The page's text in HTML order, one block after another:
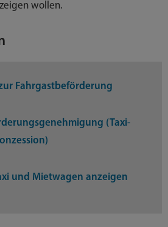
wollen.
Fahrgastbeförderung
(Taxi-
und Mietwagen anzeigen